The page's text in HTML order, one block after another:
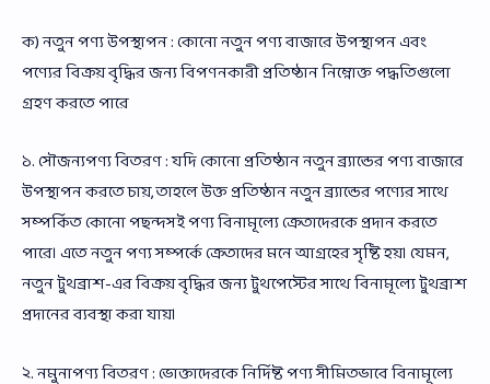
ক) নতুন পণ্য উপস্থাপন : কোনো নতুন পণ্য বাজারে উপস্থাপন এবং
পণ্যের বিক্রয় বৃদ্ধির জন্য বিপণনকারী প্রতিষ্ঠান নিম্নোক্ত পদ্ধতিগুলো
গ্রহণ করতে পারে
১. সৌজন্যপণ্য বিতরণ : যদি কোনো প্রতিষ্ঠান নতুন ব্র্যান্ডের পণ্য বাজারে
উপস্থাপন করতে চায়, তাহলে উক্ত প্রতিষ্ঠান নতুন ব্র্যান্ডের পণ্যের সাথে
সম্পর্কিত কোনো পছন্দসই পণ্য বিনামূল্যে ক্রেতাদেরকে প্রদান করতে
পারে। এতে নতুন পণ্য সম্পর্কে ক্রেতাদের মনে আগ্রহের সৃষ্টি হয়। যেমন,
নতুন টুথব্রাশ-এর বিক্রয় বৃদ্ধির জন্য টুথপেস্টের সাথে বিনামূল্যে টুথব্রাশ
প্রদানের ব্যবস্থা করা যায়।
২. নমুনাপণ্য বিতরণ : ভোক্তাদেরকে নির্দিষ্ট পণ্য সীমিতভাবে বিনামূল্যে